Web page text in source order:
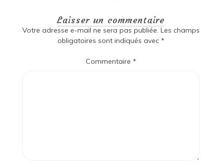
Laisser un commentaire
Votre adresse e-mail ne sera pas publiée. Les champs
obligatoires sont indiqués avec *
Commentaire *